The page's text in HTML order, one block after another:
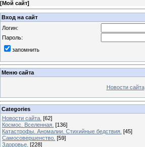
[Мой сайт]
Вход на сайт
Логин:
Пароль:
запомнить
Меню сайта
Новости сайта
Categories
Новости сайта. [62]
Космос. Вселенная. [136]
Катастрофы. Аномалии. Стихийные бедствия. [45]
Самосовершенство. [59]
Здоровье. [228]